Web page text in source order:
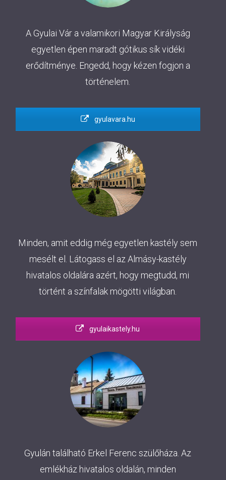
A Gyulai Vár a valamikori Magyar Királyság
egyetlen épen maradt gótikus sík vidéki
erődítménye. Engedd, hogy kézen fogjon a
történelem.
gyulavara.hu
Minden, amit eddig még egyetlen kastély sem
mesélt el. Látogass el az Almásy-kastély
hivatalos oldalára azért, hogy megtudd, mi
történt a színfalak mögötti világban.
gyulaikastely.hu
Gyulán található Erkel Ferenc szülőháza. Az
emlékház hivatalos oldalán, minden